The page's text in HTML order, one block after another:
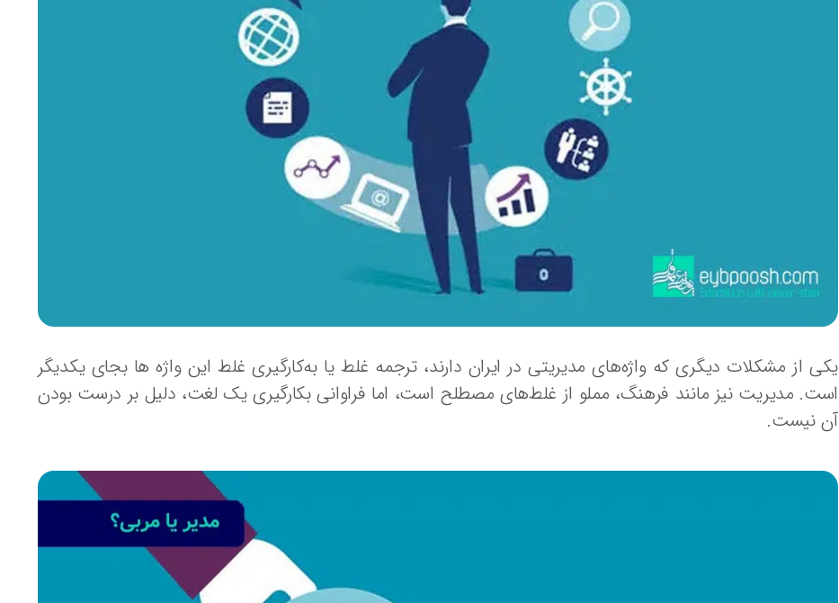
یکی از مشکلات دیگری که واژه‌های مدیریتی در ایران دارند، ترجمه غلط یا به‌کارگیری غلط این واژه ‌ها بجای یکدیگر
است. مدیریت نیز مانند فرهنگ، مملو از غلط‌های مصطلح است، اما فراوانی بکارگیری یک لغت، دلیل بر درست بودن
آن نیست.